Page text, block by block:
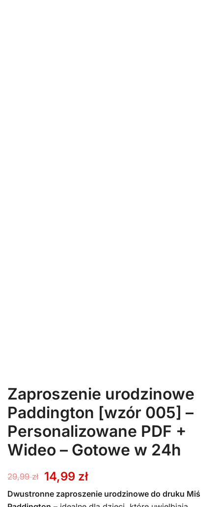
Zaproszenie urodzinowe
Paddington [wzór 005] –
Personalizowane PDF +
Wideo – Gotowe w 24h
29,99zł
Pierwotna
cena
14,99 złAktualna
cena
Dwustronne zaproszenie urodzinowe do druku Miś